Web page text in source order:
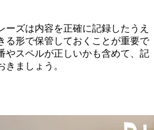
ーズは内容を正確に記録したうえ
る形で保管しておくことが重要で
やスペルが正しいかも含めて、記
ましょう。